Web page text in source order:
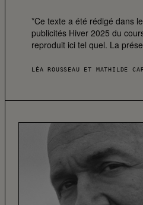
*Ce texte a été rédigé dans
publicités Hiver 2025 du
reproduit ici tel quel. La
LÉA ROUSSEAU ET MATHILDE